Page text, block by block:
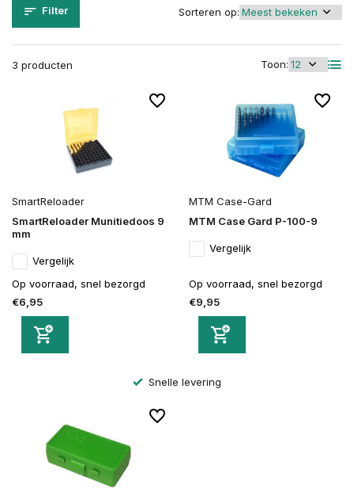
Filter
3 producten Toon:
Sorteren op:
SmartReloader
SmartReloader Munitiedoos 9
mm
Vergelijk
Op voorraad, snel bezorgd
€6,95
MTM Case-Gard
MTM Case Gard P-100-9
Vergelijk
Op voorraad, snel bezorgd
€9,95
Snelle levering